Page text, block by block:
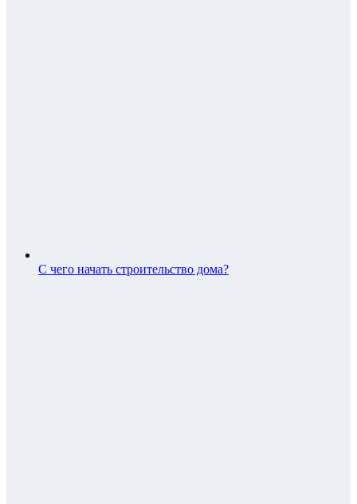
С чего начать строительство дома?